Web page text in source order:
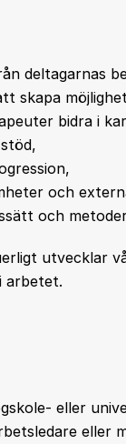
deltagarnas
skapa
bidra i
och
och
utvecklar
arbetet.
eller
eller